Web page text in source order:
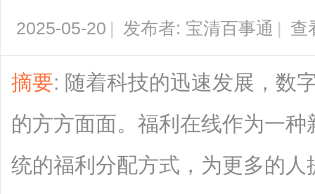
2025-05-20 | 发布者: 宝清百事通 | 查
摘要: 随着科技的迅速发展，数
的方方面面。福利在线作为一
统的福利分配方式，为更多的